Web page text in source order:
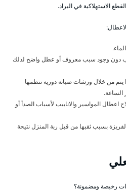
الاستهلاكية في البراد.
يجب دون وجود سبب معروف أو عطل واضح لذلك
يتم من خلال ورشات صيانة دورية تنظمها
الساعة.
اعطال المواسير والانابيب لأسباب الصدأ أو
بسبب ثقبها من قبل ربة المنزل نتيجة
رخيصة ومضمونة؟